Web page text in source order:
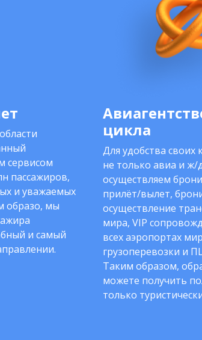
сервисом
пассажиров,
и уважаемых
образо, мы
и самый
цикла
Для удобства
не только авиа и ж/
осуществляем
прилёт/вылет,
осуществление
мира, VIP
всех аэропортах
грузоперевозки и
Таким образом,
можете получить
только